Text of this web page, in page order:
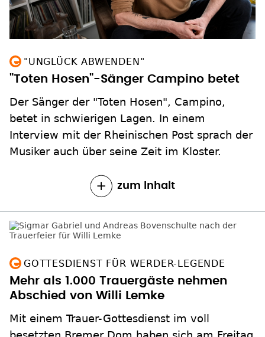
"UNGLÜCK ABWENDEN"
"Toten Hosen"-Sänger Campino betet
Der Sänger der "Toten Hosen", Campino,
betet in schwierigen Lagen. In einem
Interview mit der Rheinischen Post sprach der
Musiker auch über seine Zeit im Kloster.
zum Inhalt
GOTTESDIENST FÜR WERDER-LEGENDE
Mehr als 1.000 Trauergäste nehmen
Abschied von Willi Lemke
Mit einem Trauer-Gottesdienst im voll